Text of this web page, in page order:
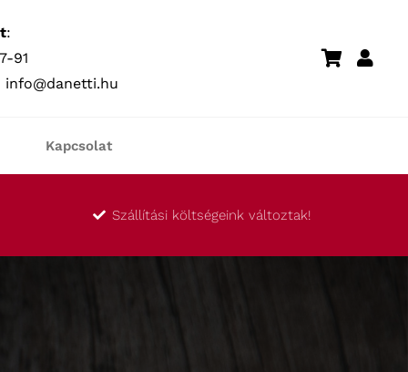
:
91
info@danetti.hu
Kapcsolat
Szállítási költségeink változtak!